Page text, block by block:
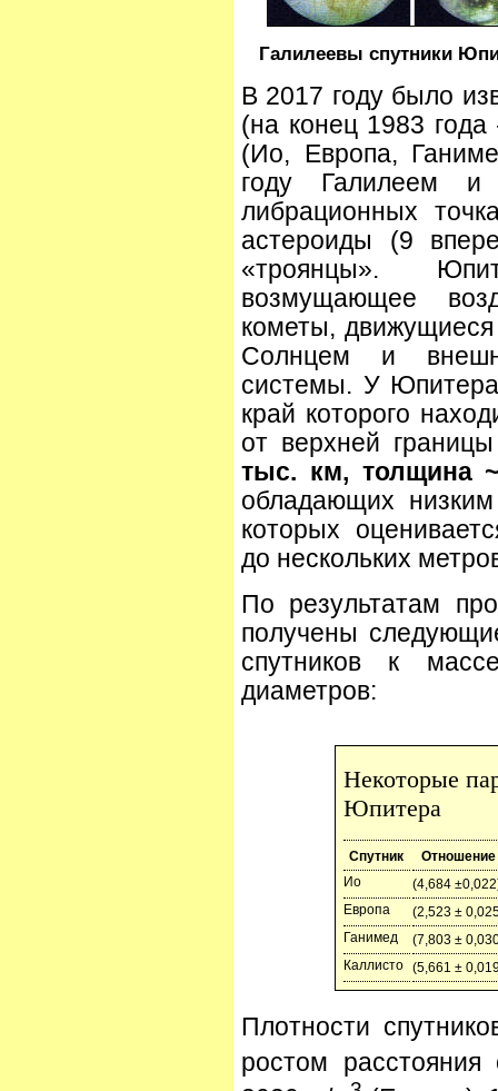
Галилеевы спутники
В 2017 году было
(на конец 1983
(Ио, Европа,
году Галилеем и
либрационных
астероиды (9
«троянцы».
возмущающее
кометы,
Солнцем и
системы. У
край которого
от верхней
тыс. км, толщина
обладающих
которых
до нескольких
По результатам
получены
спутников к
диаметров:
Некоторые
Юпитера
Спутник
Ио
(4,684
Европа
(2,523 ±
Ганимед
(7,803 ±
Каллисто
(5,661 ±
Плотности
ростом